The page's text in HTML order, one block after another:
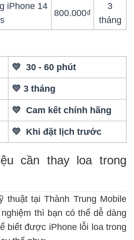
iPhone 14
800.000₫
3
tháng
💛 30 - 60 phút
💛 3 tháng
💛 Cam kết chính hãng
💛 Khi đặt lịch trước
cần thay loa trong
thuật tại Thành Trung Mobile
thì bạn có thể dễ dàng
biết được iPhone lỗi loa trong